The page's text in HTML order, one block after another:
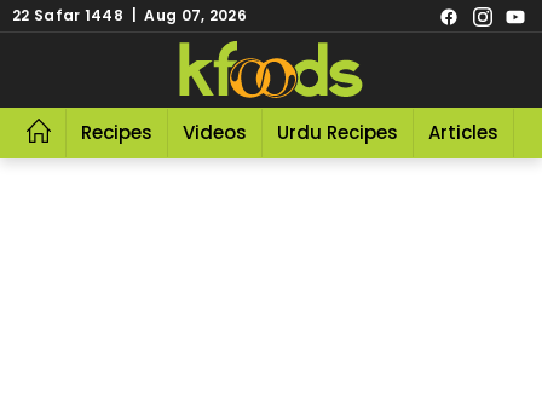
22 Safar 1448 | Aug 07, 2026
Recipes Videos Urdu Recipes Articles